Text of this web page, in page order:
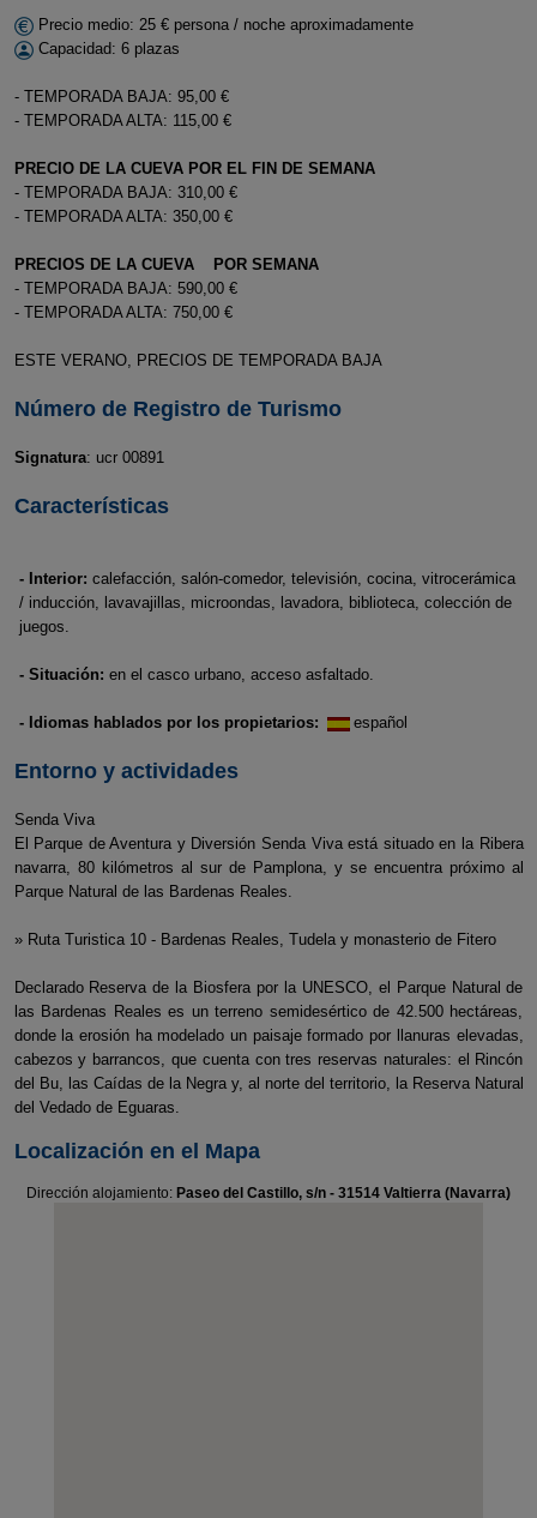
Precio medio: 25 € persona / noche aproximadamente
Capacidad: 6 plazas
- TEMPORADA BAJA: 95,00 €
- TEMPORADA ALTA: 115,00 €
PRECIO DE LA CUEVA POR EL FIN DE SEMANA
- TEMPORADA BAJA: 310,00 €
- TEMPORADA ALTA: 350,00 €
PRECIOS DE LA CUEVA POR SEMANA
- TEMPORADA BAJA: 590,00 €
- TEMPORADA ALTA: 750,00 €
ESTE VERANO, PRECIOS DE TEMPORADA BAJA
Número de Registro de Turismo
Signatura: ucr 00891
Características
- Interior: calefacción, salón-comedor, televisión, cocina, vitrocerámica
/ inducción, lavavajillas, microondas, lavadora, biblioteca, colección de
juegos.
- Situación: en el casco urbano, acceso asfaltado.
- Idiomas hablados por los propietarios: español
Entorno y actividades
Senda Viva
El Parque de Aventura y Diversión Senda Viva está situado en la Ribera
navarra, 80 kilómetros al sur de Pamplona, y se encuentra próximo al
Parque Natural de las Bardenas Reales.
» Ruta Turistica 10 - Bardenas Reales, Tudela y monasterio de Fitero
Declarado Reserva de la Biosfera por la UNESCO, el Parque Natural de
las Bardenas Reales es un terreno semidesértico de 42.500 hectáreas,
donde la erosión ha modelado un paisaje formado por llanuras elevadas,
cabezos y barrancos, que cuenta con tres reservas naturales: el Rincón
del Bu, las Caídas de la Negra y, al norte del territorio, la Reserva Natural
del Vedado de Eguaras.
Localización en el Mapa
Dirección alojamiento: Paseo del Castillo, s/n - 31514 Valtierra (Navarra)